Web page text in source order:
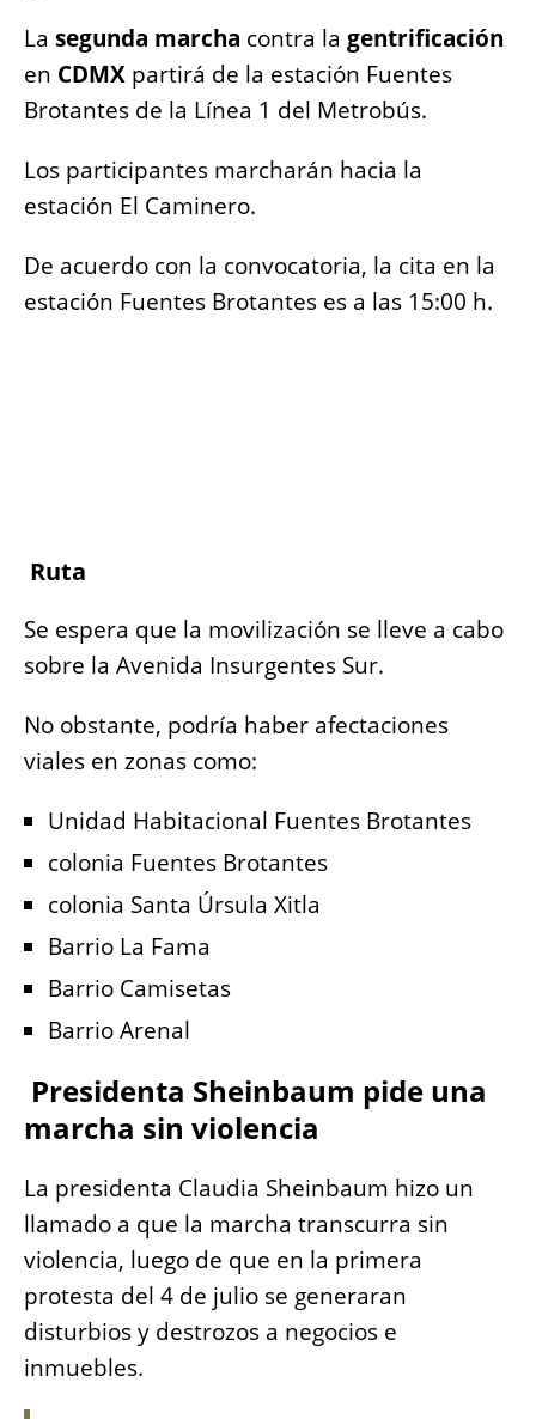
La segunda marcha contra la gentrificación
en CDMX partirá de la estación Fuentes
Brotantes de la Línea 1 del Metrobús.
Los participantes marcharán hacia la
estación El Caminero.
De acuerdo con la convocatoria, la cita en la
estación Fuentes Brotantes es a las 15:00 h.
Ruta
Se espera que la movilización se lleve a cabo
sobre la Avenida Insurgentes Sur.
No obstante, podría haber afectaciones
viales en zonas como:
Unidad Habitacional Fuentes Brotantes
colonia Fuentes Brotantes
colonia Santa Úrsula Xitla
Barrio La Fama
Barrio Camisetas
Barrio Arenal
Presidenta Sheinbaum pide una
marcha sin violencia
La presidenta Claudia Sheinbaum hizo un
llamado a que la marcha transcurra sin
violencia, luego de que en la primera
protesta del 4 de julio se generaran
disturbios y destrozos a negocios e
inmuebles.